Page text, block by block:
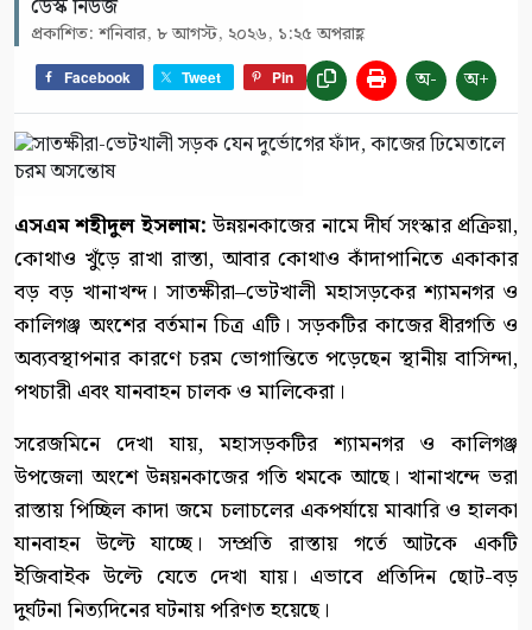
ডেস্ক নিউজ
প্রকাশিত: শনিবার, ৮ আগস্ট, ২০২৬, ১:২৫ অপরাহ্ণ
Facebook Tweet Pin অ- অ+
এসএম শহীদুল ইসলাম:​উন্নয়নকাজের নামে দীর্ঘ সংস্কার প্রক্রিয়া,
কোথাও খুঁড়ে রাখা রাস্তা, আবার কোথাও কাঁদাপানিতে একাকার
বড় বড় খানাখন্দ। সাতক্ষীরা–ভেটখালী মহাসড়কের শ্যামনগর ও
কালিগঞ্জ অংশের বর্তমান চিত্র এটি। সড়কটির কাজের ধীরগতি ও
অব্যবস্থাপনার কারণে চরম ভোগান্তিতে পড়েছেন স্থানীয় বাসিন্দা,
পথচারী এবং যানবাহন চালক ও মালিকেরা।
​সরেজমিনে দেখা যায়, মহাসড়কটির শ্যামনগর ও কালিগঞ্জ
উপজেলা অংশে উন্নয়নকাজের গতি থমকে আছে। খানাখন্দে ভরা
রাস্তায় পিচ্ছিল কাদা জমে চলাচলের একপর্যায়ে মাঝারি ও হালকা
যানবাহন উল্টে যাচ্ছে। সম্প্রতি রাস্তায় গর্তে আটকে একটি
ইজিবাইক উল্টে যেতে দেখা যায়। এভাবে প্রতিদিন ছোট-বড়
দুর্ঘটনা নিত্যদিনের ঘটনায় পরিণত হয়েছে।